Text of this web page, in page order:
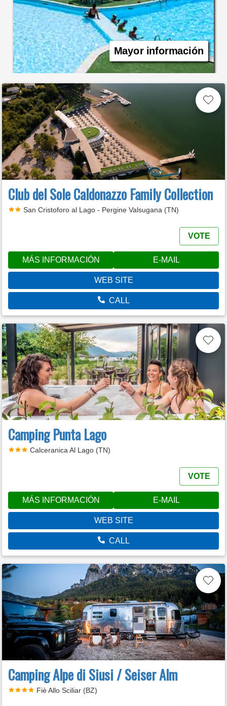
Mayor información
Club del Sole Caldonazzo Family Collection
San Cristoforo al Lago - Pergine Valsugana (TN)
VOTE
MÁS INFORMACIÓN E-MAIL
WEB SITE
CALL
Camping Punta Lago
Calceranica Al Lago (TN)
VOTE
MÁS INFORMACIÓN E-MAIL
WEB SITE
CALL
Camping Alpe di Siusi / Seiser Alm
Fiè Allo Sciliar (BZ)